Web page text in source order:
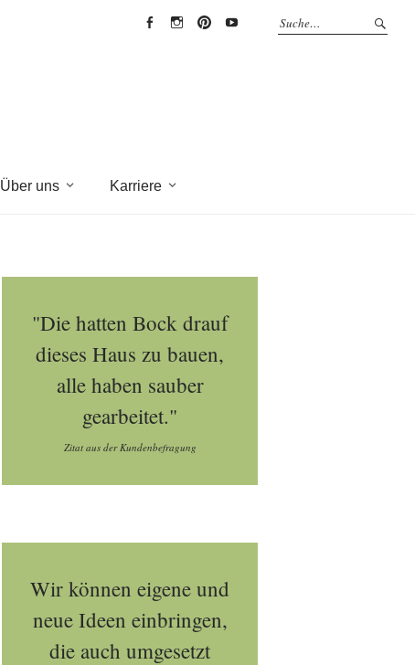
Über uns Karriere
"Die hatten Bock drauf
dieses Haus zu bauen,
alle haben sauber
gearbeitet."
Zitat aus der Kundenbefragung
Wir können eigene und
neue Ideen einbringen,
die auch umgesetzt